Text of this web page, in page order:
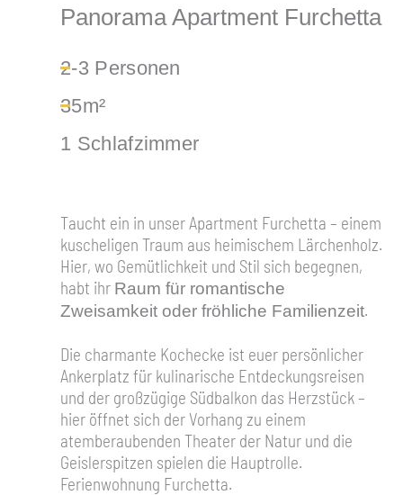
Panorama Apartment Furchetta
2-3 Personen
35m²
1 Schlafzimmer
Taucht ein in unser Apartment Furchetta – einem
kuscheligen Traum aus heimischem Lärchenholz.
Hier, wo Gemütlichkeit und Stil sich begegnen,
habt ihr Raum für romantische
Zweisamkeit oder fröhliche Familienzeit.
Die charmante Kochecke ist euer persönlicher
Ankerplatz für kulinarische Entdeckungsreisen
und der großzügige Südbalkon das Herzstück –
hier öffnet sich der Vorhang zu einem
atemberaubenden Theater der Natur und die
Geislerspitzen spielen die Hauptrolle.
Ferienwohnung Furchetta.